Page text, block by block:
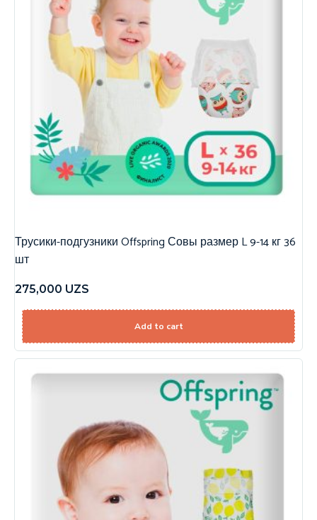
Трусики-подгузники Offspring Совы размер L 9-14 кг 36
шт
275,000 UZS
Add to cart